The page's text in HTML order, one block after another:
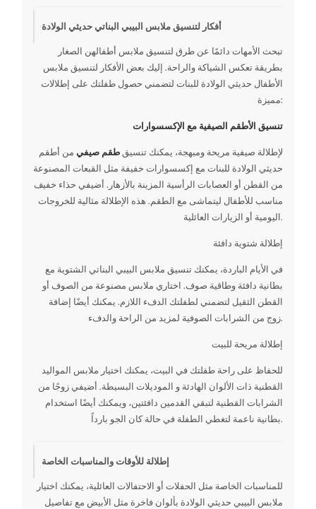
أفكار لتنسيق ملابس البيبي البناتي حديثي الولادة
تبحث الأمهات دائمًا عن طرق لتنسيق ملابس أطفالهن الصغار
بطريقة تعكس الشياكة والراحة. إليك بعض الأفكار لتنسيق ملابس
الأطفال حديثي الولادة للبنات لتضمني حصول طفلتك على إطلالات
مميزة:
تنسيق الأطقم الصيفية مع الإكسسوارات
لإطلالة صيفية مريحة ومبهجة، يمكنك تنسيقطقم صيفي من أطقم
حديثي الولادة للبنات مع إكسسوارات خفيفة مثل القبعات المصنوعة
من القطن أو العصابات الرأسية المزينة بالأزهار. أضيفي حذاء خفيف
مناسب للأطفال ليتماشى مع الطقم. هذه الإطلالة مثالية للخروجات
اليومية أو الزيارات العائلية.
إطلالة شتوية دافئة
في الأيام الباردة، يمكنك تنسيق ملابس البيبي البناتي الشتوية مع
بطانية دافئة وطاقية صوف. اختاري ملابس مصنوعة من الصوف أو
القطن الثقيل لتضمني لطفلتك الدفء اللازم. يمكنك أيضًا إضافة
زوج من الشرابات الصوفية لمزيد من الراحة والدفء.
إطلالة مريحة للبيت
للحفاظ على راحة طفلتك في البيت، يمكنك اختيار ملابس المواليد
القطنية ذات الألوان الهادئة و الموديلات البسيطة. أضيفي زوجًا من
الشرابات القطنية لتبقي القدمين دافئتين، ويمكنك أيضًا استخدام
بطانية ناعمة لتغطي الطفلة في حالة كان الجو بارداً.
إطلالة للأوقات والمناسبات الخاصة
للمناسبات الخاصة مثل الحفلات أو الاحتفالات العائلية، يمكنك اختيار
ملابس البيبي حديثي الولادة بألوان فاخرة مثل الأبيض مع تفاصيل